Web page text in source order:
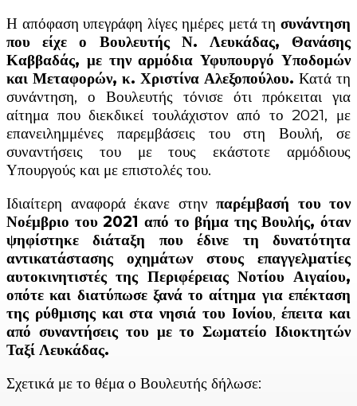
Η απόφαση υπεγράφη λίγες ημέρες μετά τη συνάντηση
που είχε ο Βουλευτής Ν. Λευκάδας, Θανάσης
Καββαδάς, με την αρμόδια Υφυπουργό Υποδομών
και Μεταφορών, κ. Χριστίνα Αλεξοπούλου. Κατά τη
συνάντηση, ο Βουλευτής τόνισε ότι πρόκειται για
αίτημα που διεκδικεί τουλάχιστον από το 2021, με
επανειλημμένες παρεμβάσεις του στη Βουλή, σε
συναντήσεις του με τους εκάστοτε αρμόδιους
Υπουργούς και με επιστολές του.
Ιδιαίτερη αναφορά έκανε στην παρέμβασή του τον
Νοέμβριο του 2021 από το βήμα της Βουλής, όταν
ψηφίστηκε διάταξη που έδινε τη δυνατότητα
αντικατάστασης οχημάτων στους επαγγελματίες
αυτοκινητιστές της Περιφέρειας Νοτίου Αιγαίου,
οπότε και διατύπωσε ξανά το αίτημα για επέκταση
της ρύθμισης και στα νησιά του Ιονίου,έπειτα και
από συναντήσεις του με το Σωματείο Ιδιοκτητών
Ταξί Λευκάδας.
Σχετικά με το θέμα ο Βουλευτής δήλωσε: